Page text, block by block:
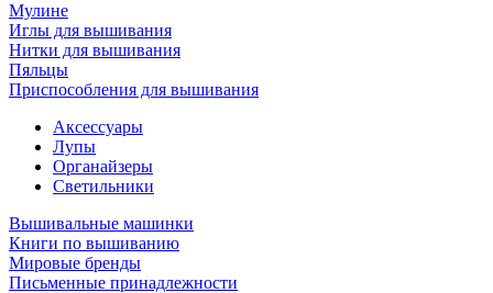
Мулине
Иглы для вышивания
Нитки для вышивания
Пяльцы
Приспособления для вышивания
Аксессуары
Лупы
Органайзеры
Светильники
Вышивальные машинки
Книги по вышиванию
Мировые бренды
Письменные принадлежности